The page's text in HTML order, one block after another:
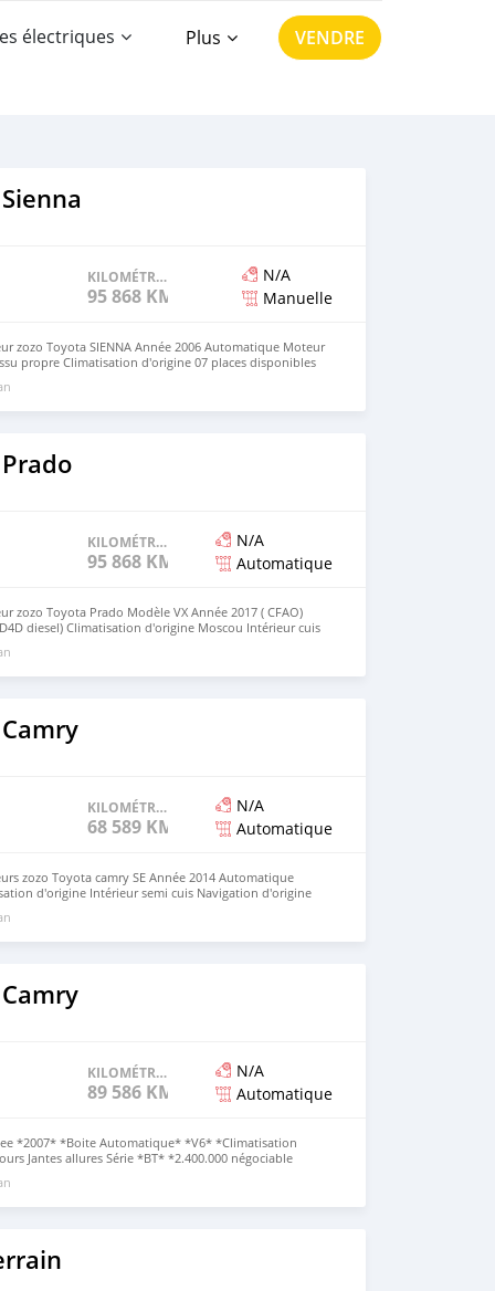
électriques Plus VENDRE
KILOMÉTRAGE
95 868 KM
N/A
Manuelle
zozo Toyota SIENNA Année 2006 Automatique Moteur
propre Climatisation d'origine 07 places disponibles
1ans Série BS défi C Prix :2.500.000 à revoir
très maîtrisé Visite sur rendez-vous uniquement
99/35/28
KILOMÉTRAGE
95 868 KM
N/A
Automatique
zozo Toyota Prado Modèle VX Année 2017 ( CFAO)
diesel) Climatisation d'origine Moscou Intérieur cuis
Caméra de recul d'origine Volant multifonction Frigo
Peinture d'origine Phares xénon Led Odo :150.307
Prix :22.500.000 négociable légèrement Dossier
KILOMÉTRAGE
68 589 KM
N/A
Automatique
zozo Toyota camry SE Année 2014 Automatique
d'origine Intérieur semi cuis Navigation d'origine
d'origine Gente alu Serie CF Prix :6.500.000 à revoir
sur rendez-vous WhatsApp et appelle
KILOMÉTRAGE
89 586 KM
N/A
Automatique
*2007* *Boite Automatique* *V6* *Climatisation
Jantes allures Série *BT* *2.400.000 négociable
sont à jour Dossier direct ✅ WhatsApp et
c'est un Kdo